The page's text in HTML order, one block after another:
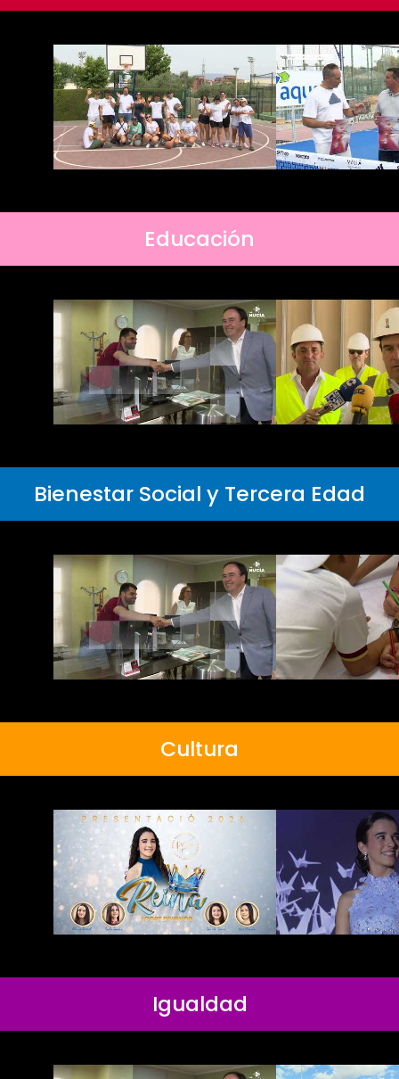
Educación
Bienestar Social y Tercera Edad
Cultura
Igualdad